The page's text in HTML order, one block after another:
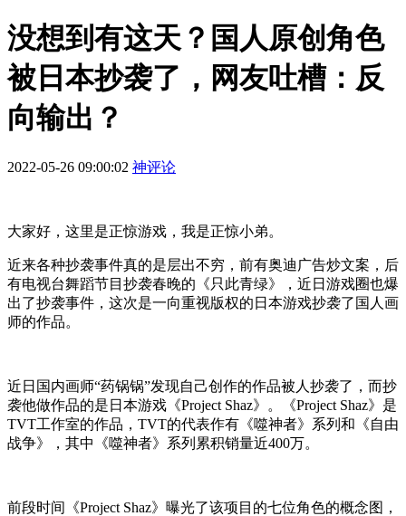
没想到有这天？国人原创角色
被日本抄袭了，网友吐槽：反
向输出？
2022-05-26 09:00:02 神评论
大家好，这里是正惊游戏，我是正惊小弟。
近来各种抄袭事件真的是层出不穷，前有奥迪广告炒文案，后
有电视台舞蹈节目抄袭春晚的《只此青绿》，近日游戏圈也爆
出了抄袭事件，这次是一向重视版权的日本游戏抄袭了国人画
师的作品。
近日国内画师“药锅锅”发现自己创作的作品被人抄袭了，而抄
袭他做作品的是日本游戏《Project Shaz》。《Project Shaz》是
TVT工作室的作品，TVT的代表作有《噬神者》系列和《自由
战争》，其中《噬神者》系列累积销量近400万。
前段时间《Project Shaz》曝光了该项目的七位角色的概念图，